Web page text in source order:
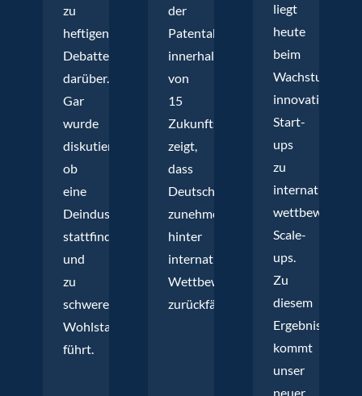
zu
heftigen
Debatten
darüber.
Gar
wurde
diskutiert,
ob
eine
Deindustrialisierung
stattfindet
und
zu
schweren
Wohlstandseinbußen
führt.
der
Patentaktivität
innerhalb
von
15
Zukunftstechnologien
zeigt,
dass
Deutschland
zunehmend
hinter
internationale
Wettbewerber
zurückfällt.
liegt
heute
beim
Wachstum
innovativer
Start-
ups
zu
international
Scale-
ups.
Zu
diesem
Ergebnis
kommt
unser
neuer